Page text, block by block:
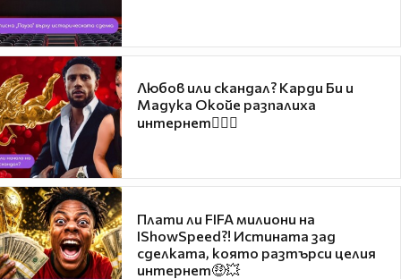
Любов или скандал? Карди Би и
Мадука Окойе разпалиха
интернет❤️‍🔥🔥
Плати ли FIFA милиони на
IShowSpeed?! Истината зад
сделката, която разтърси целия
интернет🤑💥